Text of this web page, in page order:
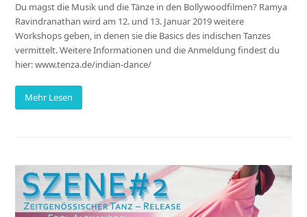
Du magst die Musik und die Tänze in den Bollywoodfilmen? Ramya
Ravindranathan wird am 12. und 13. Januar 2019 weitere
Workshops geben, in denen sie die Basics des indischen Tanzes
vermittelt. Weitere Informationen und die Anmeldung findest du
hier: www.tenza.de/indian-dance/
Mehr Lesen